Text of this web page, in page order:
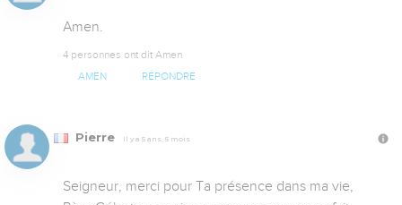
Amen.
4 personnes ont dit Amen
AMEN RÉPONDRE
Pierre Il y a 5 ans, 5 mois
Seigneur, merci pour Ta présence dans ma vie,